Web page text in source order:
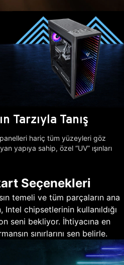
Tarzıyla Tanış
hariç tüm yüzeyleri göz
yapıya sahip, özel “UV” ışınları
Seçenekleri
temeli ve tüm parçaların ana
chipsetlerinin kullanıldığı
seni bekliyor. İhtiyacına en
sınırlarını sen belirle.